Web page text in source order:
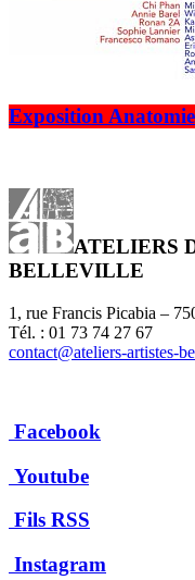
Exposition
ATELIERS
BELLEVILLE
1, rue Francis Picabia –
Tél. : 01 73 74 27 67
contact@ateliers-artistes-
Facebook
Youtube
Fils RSS
Instagram